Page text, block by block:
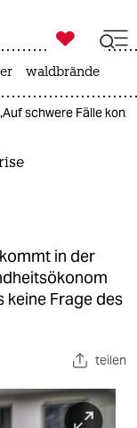

taz zahl ich
waldbrände
schwere Fälle
in der
keine Frage des
teilen